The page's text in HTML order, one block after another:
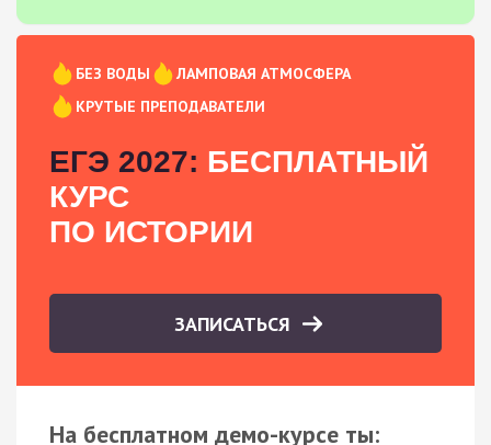
БЕЗ ВОДЫ
ЛАМПОВАЯ АТМОСФЕРА
КРУТЫЕ ПРЕПОДАВАТЕЛИ
ЕГЭ 2027: БЕСПЛАТНЫЙ
КУРС
ПО ИСТОРИИ
ЗАПИСАТЬСЯ
На бесплатном демо-курсе ты: